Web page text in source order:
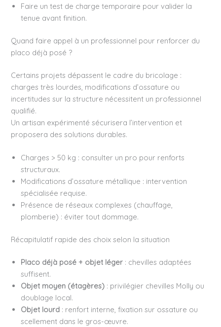
Faire un test de charge temporaire pour valider la
tenue avant finition.
Quand faire appel à un professionnel pour renforcer du
placo déjà posé ?
Certains projets dépassent le cadre du bricolage :
charges très lourdes, modifications d’ossature ou
incertitudes sur la structure nécessitent un professionnel
qualifié.
Un artisan expérimenté sécurisera l’intervention et
proposera des solutions durables.
Charges > 50 kg : consulter un pro pour renforts
structuraux.
Modifications d’ossature métallique : intervention
spécialisée requise.
Présence de réseaux complexes (chauffage,
plomberie) : éviter tout dommage.
Récapitulatif rapide des choix selon la situation
Placo déjà posé + objet léger : chevilles adaptées
suffisent.
Objet moyen (étagères) : privilégier chevilles Molly ou
doublage local.
Objet lourd : renfort interne, fixation sur ossature ou
scellement dans le gros-œuvre.